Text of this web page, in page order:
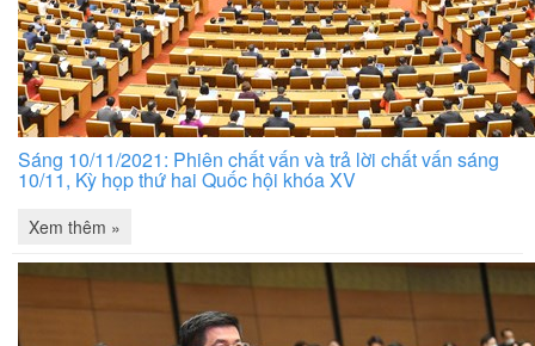
Sáng 10/11/2021: Phiên chất vấn và trả lời chất vấn sáng
10/11, Kỳ họp thứ hai Quốc hội khóa XV
Xem thêm »